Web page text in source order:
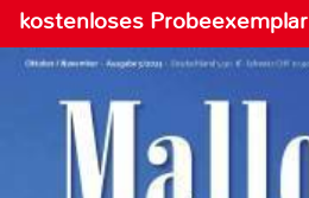
kostenloses Probeexemplar